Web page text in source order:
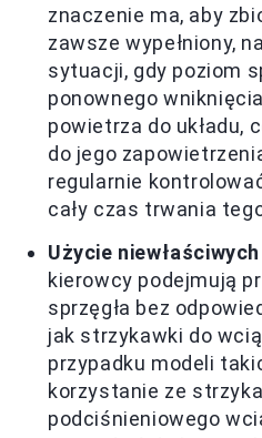
znaczenie ma, aby
zawsze wypełniony,
sytuacji, gdy poziom
ponownego
powietrza do układu,
do jego
regularnie
cały czas trwania
Użycie
kierowcy podejmują
sprzęgła bez
jak strzykawki do
przypadku modeli
korzystanie ze
podciśnieniowego